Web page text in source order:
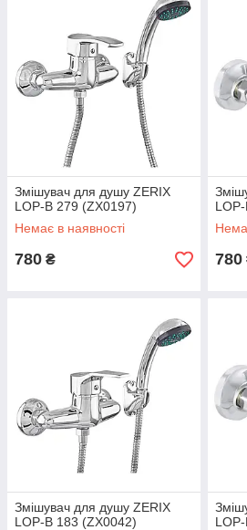
Змішувач для душу ZERIX
LOP-B 279 (ZX0197)
Немає в наявності
780 ₴ 780
Змішувач для душу ZERIX
LOP-B 183 (ZX0042)